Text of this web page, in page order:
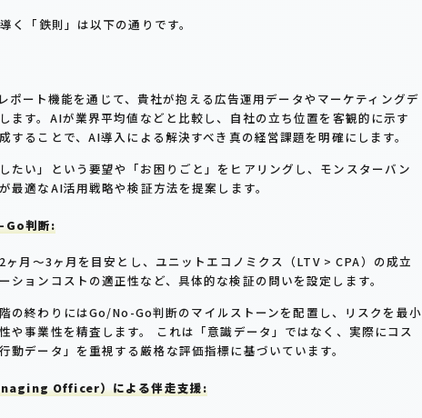
「鉄則」は以下の通りです。
ポート機能を通じて、貴社が抱える広告運用データやマーケティングデ
ます。AIが業界平均値などと比較し、自社の立ち位置を客観的に示す
することで、AI導入による解決すべき真の経営課題を明確にします。
たい」という要望や「お困りごと」をヒアリングし、モンスターバン
最適なAI活用戦略や検証方法を提案します。
Go判断:
月〜3ヶ月を目安とし、ユニットエコノミクス（LTV > CPA）の成立
ションコストの適正性など、具体的な検証の問いを設定します。
の終わりにはGo/No-Go判断のマイルストーンを配置し、リスクを最小
や事業性を精査します。 これは「意識データ」ではなく、実際にコス
動データ」を重視する厳格な評価指標に基づいています。
Officer）による伴走支援: